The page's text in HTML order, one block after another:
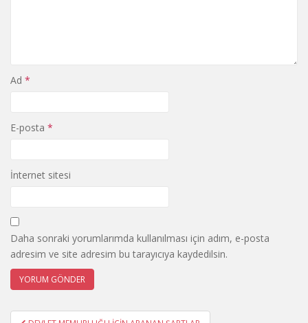
Ad *
E-posta *
İnternet sitesi
Daha sonraki yorumlarımda kullanılması için adım, e-posta
adresim ve site adresim bu tarayıcıya kaydedilsin.